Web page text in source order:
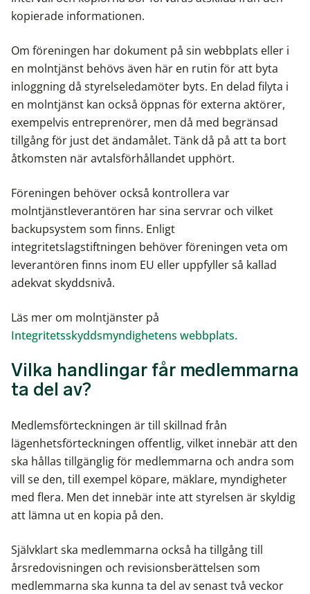
kopierade informationen.
Om föreningen har dokument på sin webbplats eller i
en molntjänst behövs även här en rutin för att byta
inloggning då styrelseledamöter byts. En delad filyta i
en molntjänst kan också öppnas för externa aktörer,
exempelvis entreprenörer, men då med begränsad
tillgång för just det ändamålet. Tänk då på att ta bort
åtkomsten när avtalsförhållandet upphört.
Föreningen behöver också kontrollera var
molntjänstleverantören har sina servrar och vilket
backupsystem som finns. Enligt
integritetslagstiftningen behöver föreningen veta om
leverantören finns inom EU eller uppfyller så kallad
adekvat skyddsnivå.
Läs mer om molntjänster på
Integritetsskyddsmyndighetens webbplats.
Vilka handlingar får medlemmarna
ta del av?
Medlemsförteckningen är till skillnad från
lägenhetsförteckningen offentlig, vilket innebär att den
ska hållas tillgänglig för medlemmarna och andra som
vill se den, till exempel köpare, mäklare, myndigheter
med flera. Men det innebär inte att styrelsen är skyldig
att lämna ut en kopia på den.
Självklart ska medlemmarna också ha tillgång till
årsredovisningen och revisionsberättelsen som
medlemmarna ska kunna ta del av senast två veckor